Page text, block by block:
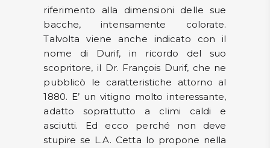
riferimento alla dimensioni delle sue
bacche, intensamente colorate.
Talvolta viene anche indicato con il
nome di Durif, in ricordo del suo
scopritore, il Dr. François Durif, che ne
pubblicò le caratteristiche attorno al
1880. E’ un vitigno molto interessante,
adatto soprattutto a climi caldi e
asciutti. Ed ecco perché non deve
stupire se L.A. Cetta lo propone nella